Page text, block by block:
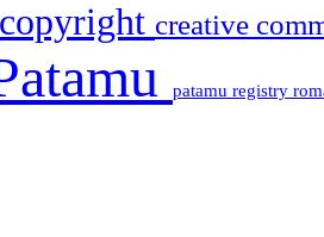
copyright creative
patamu registry